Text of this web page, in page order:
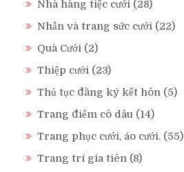
Nhà hàng tiệc cưới (28)
Nhẫn và trang sức cưới (22)
Quà Cưới (2)
Thiệp cưới (23)
Thủ tục đăng ký kết hôn (5)
Trang điểm cô dâu (14)
Trang phục cưới, áo cưới. (55)
Trang trí gia tiên (8)